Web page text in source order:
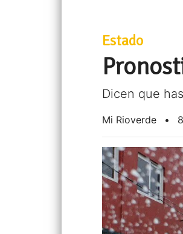
Estado
Dicen que
Mi Rioverde •